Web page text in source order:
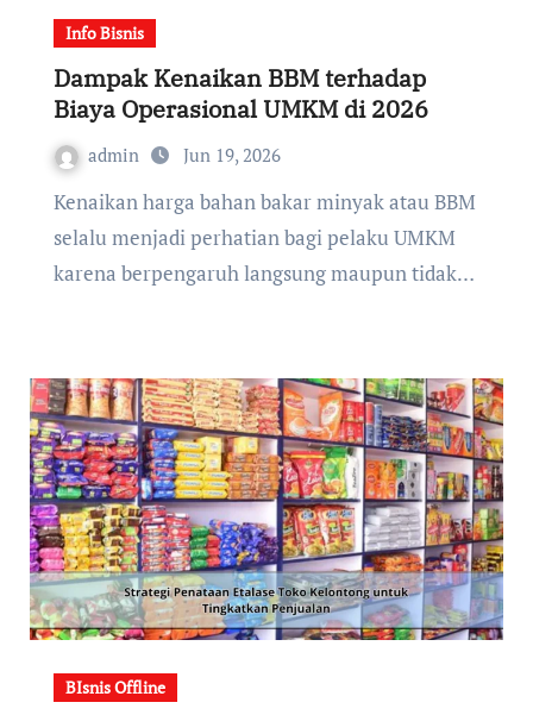
Info Bisnis
Dampak Kenaikan BBM terhadap
Biaya Operasional UMKM di 2026
admin Jun 19, 2026
Kenaikan harga bahan bakar minyak atau BBM
selalu menjadi perhatian bagi pelaku UMKM
karena berpengaruh langsung maupun tidak…
BIsnis Offline